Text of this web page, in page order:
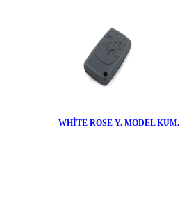
WHİTE ROSE Y. MODEL KUM.